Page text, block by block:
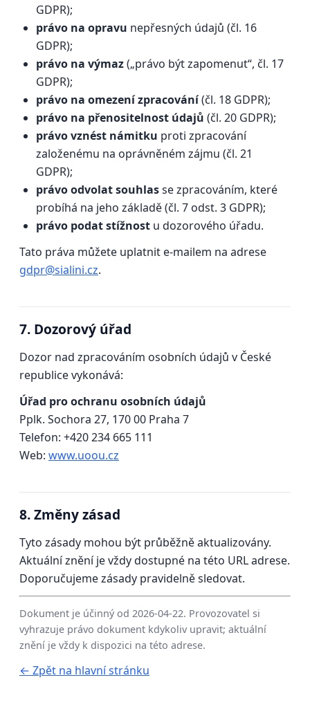
GDPR);
právo na opravu nepřesných údajů (čl. 16
GDPR);
právo na výmaz(„právo být zapomenut“, čl. 17
GDPR);
právo na omezení zpracování(čl. 18 GDPR);
právo na přenositelnost údajů (čl. 20 GDPR);
právo vznést námitku proti zpracování
založenému na oprávněném zájmu (čl. 21
GDPR);
právo odvolat souhlasse zpracováním, které
probíhá na jeho základě (čl. 7 odst. 3 GDPR);
právo podat stížnost u dozorového úřadu.
Tato práva můžete uplatnit e-mailem na adrese
gdpr@sialini.cz.
7. Dozorový úřad
Dozor nad zpracováním osobních údajů v České
republice vykonává:
Úřad pro ochranu osobních údajů
Pplk. Sochora 27, 170 00 Praha 7
Telefon: +420 234 665 111
Web: www.uoou.cz
8. Změny zásad
Tyto zásady mohou být průběžně aktualizovány.
Aktuální znění je vždy dostupné na této URL adrese.
Doporučujeme zásady pravidelně sledovat.
Dokument je účinný od 2026-04-22. Provozovatel si
vyhrazuje právo dokument kdykoliv upravit; aktuální
znění je vždy k dispozici na této adrese.
← Zpět na hlavní stránku